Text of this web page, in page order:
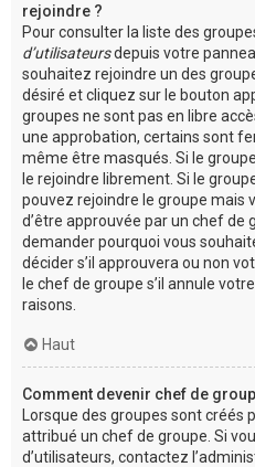
rejoindre ?
Pour consulter la liste des
d’utilisateursdepuis votre
souhaitez rejoindre un des
désiré et cliquez sur le bouton
groupes ne sont pas en libre
une approbation, certains sont
même être masqués. Si le
le rejoindre librement. Si le
pouvez rejoindre le groupe mais
d’être approuvée par un chef de
demander pourquoi vous
décider s’il approuvera ou non
le chef de groupe s’il annule
raisons.
Haut
Comment devenir chef de
Lorsque des groupes sont créés
attribué un chef de groupe. Si
d’utilisateurs, contactez